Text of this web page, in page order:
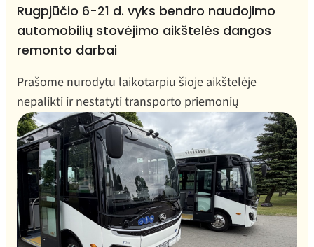
Rugpjūčio 6-21 d. vyks bendro naudojimo
automobilių stovėjimo aikštelės dangos
remonto darbai
Prašome nurodytu laikotarpiu šioje aikštelėje
nepalikti ir nestatyti transporto priemonių